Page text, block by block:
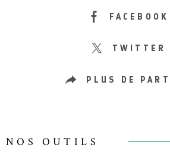
FACEBOOK
TWITTER
PLUS DE
NOS OUTILS